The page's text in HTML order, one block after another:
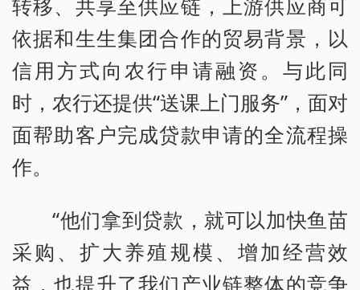
转移、共享至供应链，上游供应商可
依据和生生集团合作的贸易背景，以
信用方式向农行申请融资。与此同
时，农行还提供“送课上门服务”，面对
面帮助客户完成贷款申请的全流程操
作。
“他们拿到贷款，就可以加快鱼苗
采购、扩大养殖规模、增加经营效
益，也提升了我们产业链整体的竞争